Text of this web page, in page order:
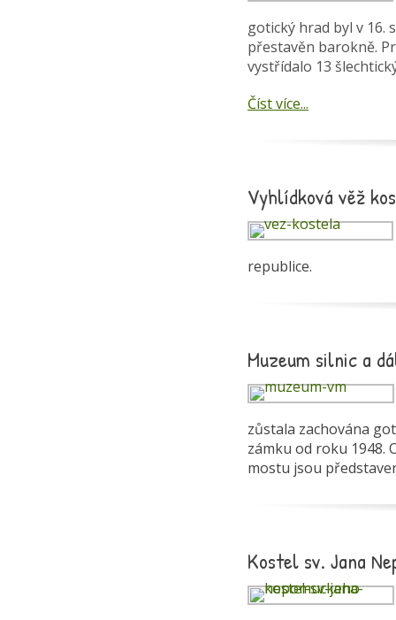
gotický hrad byl v 16.
přestavěn barokně.
vystřídalo 13
Číst více...
Vyhlídková věž
republice.
Muzeum silnic a
zůstala zachována
zámku od roku 1948.
mostu jsou
Kostel sv. Jana